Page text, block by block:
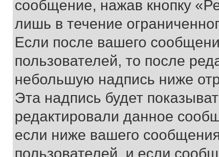
сообщение, нажав кнопку
лишь в течение
Если после вашего
пользователей, то после
небольшую надпись ниже
Эта надпись будет
редактировали данное
если ниже вашего
пользователей, и если